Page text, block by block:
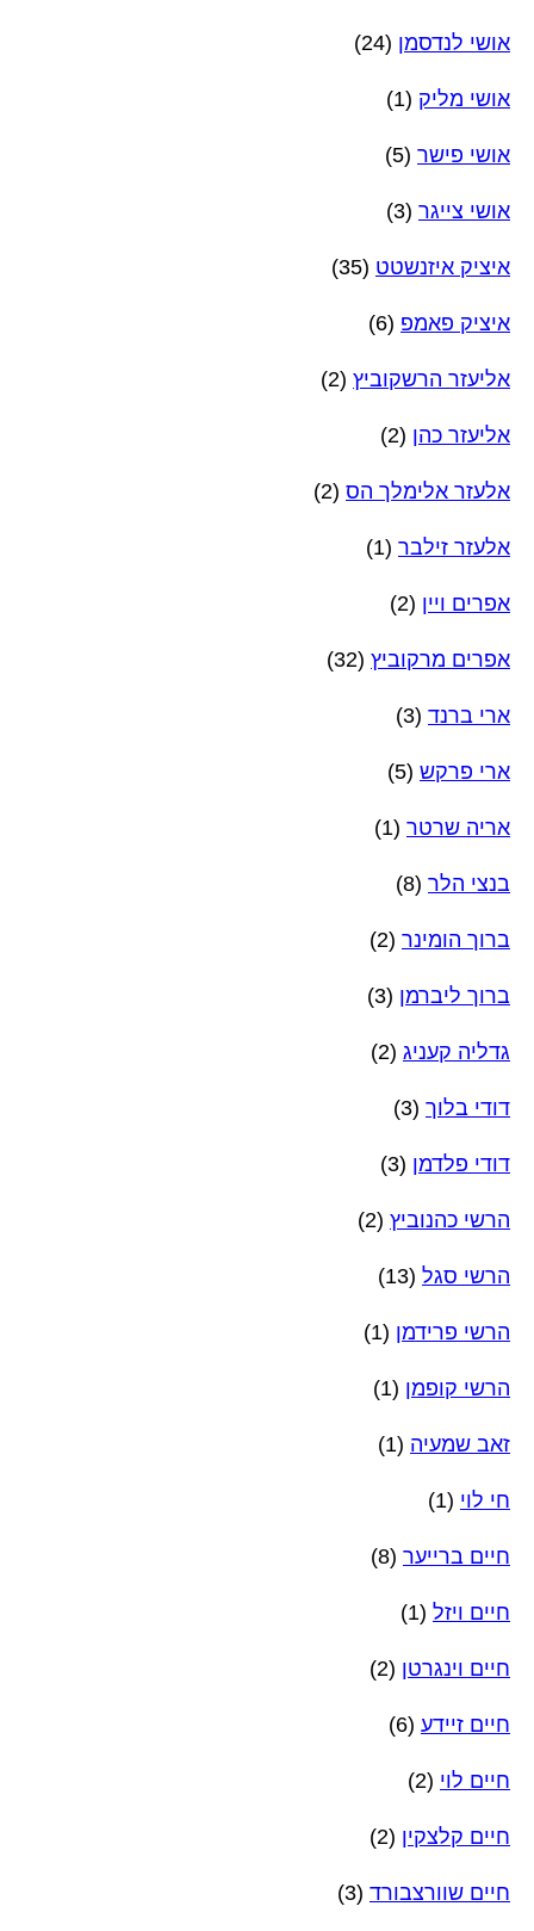
אושי לנדסמן (24)
אושי מליק (1)
אושי פישר (5)
אושי צייגר (3)
איציק איזנשטט (35)
איציק פאמפ (6)
אליעזר הרשקוביץ (2)
אליעזר כהן (2)
אלעזר אלימלך הס (2)
אלעזר זילבר (1)
אפרים ויין (2)
אפרים מרקוביץ (32)
ארי ברנד (3)
ארי פרקש (5)
אריה שרטר (1)
בנצי הלר (8)
ברוך הומינר (2)
ברוך ליברמן (3)
גדליה קעניג (2)
דודי בלוך (3)
דודי פלדמן (3)
הרשי כהנוביץ (2)
הרשי סגל (13)
הרשי פרידמן (1)
הרשי קופמן (1)
זאב שמעיה (1)
חי לוי (1)
חיים ברייער (8)
חיים ויזל (1)
חיים וינגרטן (2)
חיים זיידע (6)
חיים לוי (2)
חיים קלצקין (2)
חיים שוורצבורד (3)